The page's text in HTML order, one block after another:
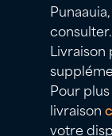
consulter.
Livraison
Pour
livraison
votre